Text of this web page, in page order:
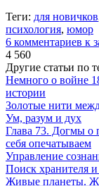
Теги: для новичков
психология, юмор
6 комментариев к
4 560
Другие статьи по
Немного о войне
истории
Золотые нити
Ум, разум и дух
Глава 73. Догмы о
себя опечатываем
Управление
Поиск хранителя
Живые планеты.